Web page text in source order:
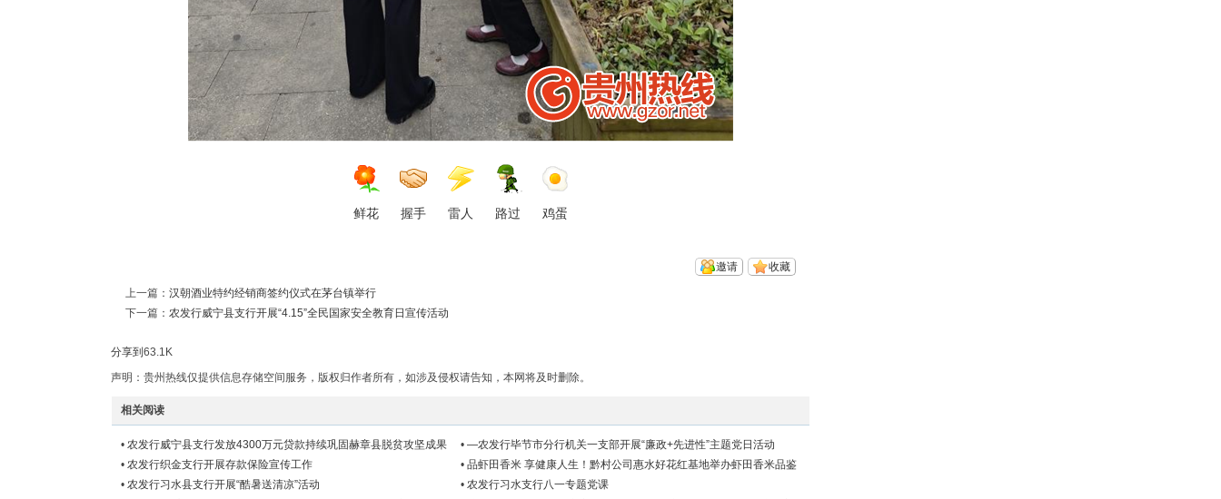
鲜花 握手 雷人 路过 鸡蛋
收藏
邀请
上一篇： 汉朝酒业特约经销商签约仪式在茅台镇举行
下一篇： 农发行威宁县支行开展“4.15”全民国家安全教育日宣传活动
分享到 63.1K
声明：贵州热线仅提供信息存储空间服务，版权归作者所有，如涉及侵权请告知，本网将及时删除。
相关阅读
• 农发行威宁县支行发放4300万元贷款持续巩固赫章县脱贫攻坚成果 • —农发行毕节市分行机关一支部开展“廉政+先进性”主题党日活动
• 农发行织金支行开展存款保险宣传工作 • 品虾田香米 享健康人生！黔村公司惠水好花红基地举办虾田香米品鉴
会
• 农发行习水县支行开展“酷暑送清凉”活动 • 农发行习水支行八一专题党课